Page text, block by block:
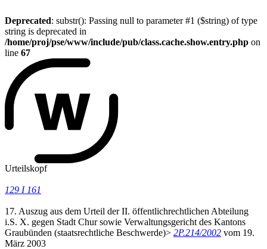
Deprecated: substr(): Passing null to parameter #1 ($string) of type
string is deprecated in
/home/proj/pse/www/include/pub/class.cache.show.entry.php on
line 67
Urteilskopf
129 I 161
17. Auszug aus dem Urteil der II. öffentlichrechtlichen Abteilung
i.S. X. gegen Stadt Chur sowie Verwaltungsgericht des Kantons
Graubünden (staatsrechtliche Beschwerde)> 2P.214/2002 vom 19.
März 2003